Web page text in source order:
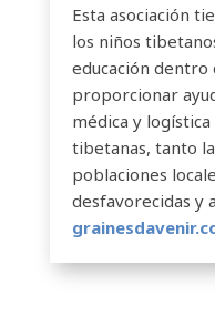
Esta asociación
los niños
educación dentro
proporcionar
médica y logística
tibetanas, tanto
poblaciones
desfavorecidas y